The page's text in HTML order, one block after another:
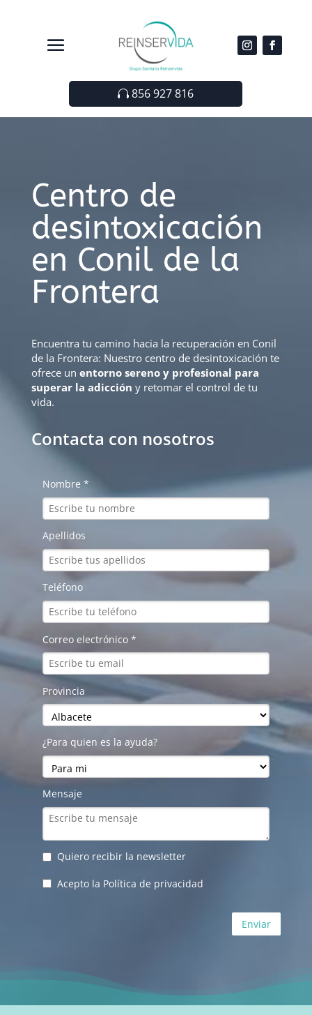
856 927 816
Centro de
desintoxicación
en Conil de la
Frontera
Encuentra tu camino hacia la recuperación en Conil
de la Frontera: Nuestro centro de desintoxicación te
ofrece un entorno sereno y profesional para
superar la adicción y retomar el control de tu
vida.
Contacta con nosotros